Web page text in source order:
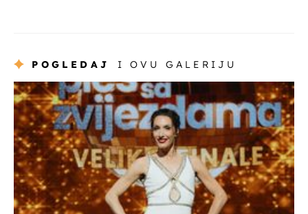
POGLEDAJ I OVU GALERIJU